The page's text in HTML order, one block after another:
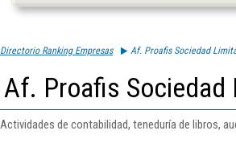
Directorio Ranking Empresas Af. Proafis Sociedad
Af. Proafis Sociedad
Actividades de contabilidad, teneduría de libros,